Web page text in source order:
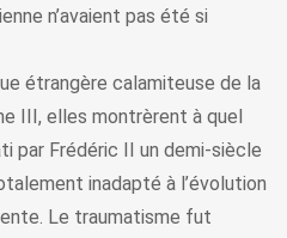
n’avaient pas été si
étrangère calamiteuse de la
III, elles montrèrent à quel
par Frédéric II un demi-siècle
inadapté à l’évolution
Le traumatisme fut